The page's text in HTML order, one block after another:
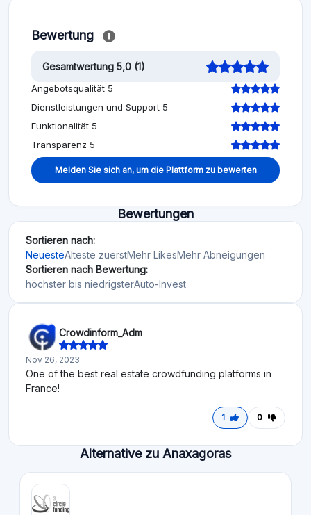
Bewertung
Gesamtwertung 5,0 (1)
Angebotsqualität 5
Dienstleistungen und Support 5
Funktionalität 5
Transparenz 5
Melden Sie sich an, um die Plattform zu bewerten
Bewertungen
Sortieren nach:
NeuesteÄlteste zuerstMehr LikesMehr Abneigungen
Sortieren nach Bewertung:
höchster bis niedrigsterAuto-Invest
Crowdinform_Adm
Nov 26, 2023
One of the best real estate crowdfunding platforms in
France!
1 0
Alternative zu Anaxagoras